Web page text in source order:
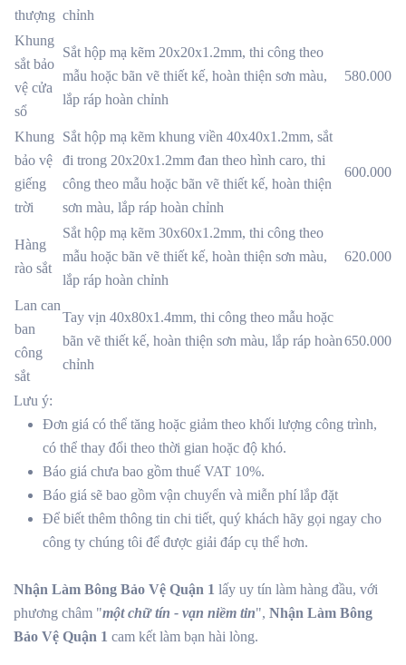
thượng chỉnh
Khung
sắt bảo
vệ cửa
sổ
Sắt hộp mạ kẽm 20x20x1.2mm, thi công theo
mẫu hoặc bãn vẽ thiết kế, hoàn thiện sơn màu,
lắp ráp hoàn chỉnh
580.000
Khung
bảo vệ
giếng
trời
Sắt hộp mạ kẽm khung viền 40x40x1.2mm, sắt
đi trong 20x20x1.2mm đan theo hình caro, thi
công theo mẫu hoặc bãn vẽ thiết kế, hoàn thiện
sơn màu, lắp ráp hoàn chỉnh
600.000
Hàng
rào sắt
Sắt hộp mạ kẽm 30x60x1.2mm, thi công theo
mẫu hoặc bãn vẽ thiết kế, hoàn thiện sơn màu,
lắp ráp hoàn chỉnh
620.000
Lan can
ban
công
sắt
Tay vịn 40x80x1.4mm, thi công theo mẫu hoặc
bãn vẽ thiết kế, hoàn thiện sơn màu, lắp ráp hoàn
chỉnh
650.000
Lưu ý:
Đơn giá có thể tăng hoặc giảm theo khối lượng công trình,
có thể thay đổi theo thời gian hoặc độ khó.
Báo giá chưa bao gồm thuế VAT 10%.
Báo giá sẽ bao gồm vận chuyển và miễn phí lắp đặt
Để biết thêm thông tin chi tiết, quý khách hãy gọi ngay cho
công ty chúng tôi để được giải đáp cụ thể hơn.
Nhận Làm Bông Bảo Vệ Quận 1 lấy uy tín làm hàng đầu, với
phương châm "một chữ tín - vạn niềm tin", Nhận Làm Bông
Bảo Vệ Quận 1 cam kết làm bạn hài lòng.